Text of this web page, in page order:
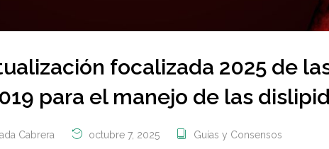
focalizada 2025 de
para el manejo de las
Cabrera octubre 7, 2025 Guías y Consensos